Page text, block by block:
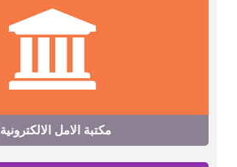
مكتبة الامل الالكترونية